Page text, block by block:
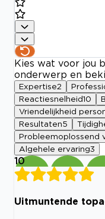
Kies wat voor jou
onderwerp en
Expertise2
Reactiesnelheid10
Vriendelijkheid
Resultaten5
Probleemoplossend
Algehele ervaring3
10
Uitmuntende